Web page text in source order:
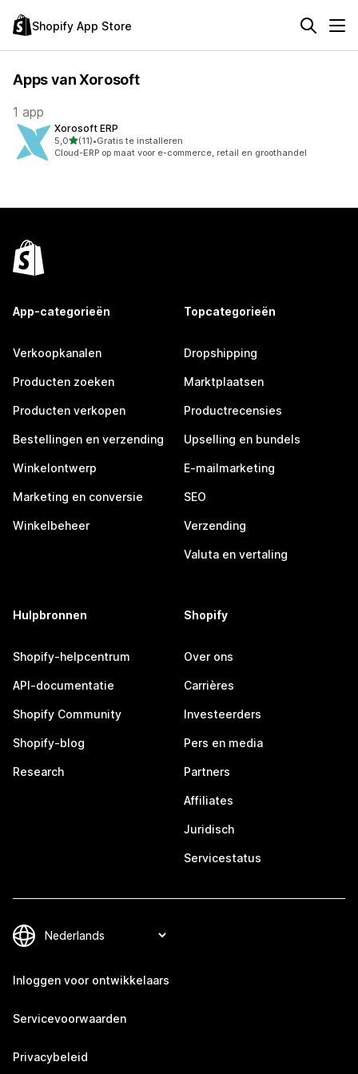
Shopify App Store
Apps van Xorosoft
1 app
Xorosoft ERP
5,0van 5 sterren
(11)
11 recensies in totaal
•Gratis te installeren
Cloud-ERP op maat voor e-commerce, retail en groothandel
App-categorieën
Verkoopkanalen
Producten zoeken
Producten verkopen
Bestellingen en verzending
Winkelontwerp
Marketing en conversie
Winkelbeheer
Topcategorieën
Dropshipping
Marktplaatsen
Productrecensies
Upselling en bundels
E-mailmarketing
SEO
Verzending
Valuta en vertaling
Hulpbronnen
Shopify-helpcentrum
API-documentatie
Shopify Community
Shopify-blog
Research
Shopify
Over ons
Carrières
Investeerders
Pers en media
Partners
Affiliates
Juridisch
Servicestatus
Inloggen voor ontwikkelaars
Servicevoorwaarden
Privacybeleid